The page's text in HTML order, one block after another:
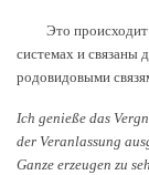
Это происходит
системах и связаны
родовидовыми
Ich genieße das
der Veranlassung
Ganze erzeugen zu